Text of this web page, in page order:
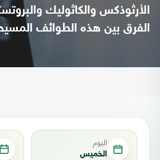
الأرثوذكس والكاثوليك
الفرق بين هذه الطوائف
اليوم
الخميس